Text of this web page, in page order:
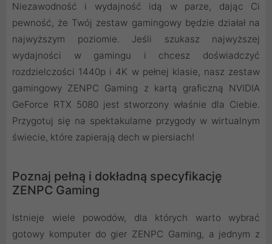
Niezawodność i wydajność idą w parze, dając Ci
pewność, że Twój zestaw gamingowy będzie działał na
najwyższym poziomie. Jeśli szukasz najwyższej
wydajności w gamingu i chcesz doświadczyć
rozdzielczości 1440p i 4K w pełnej klasie, nasz zestaw
gamingowy ZENPC Gaming z kartą graficzną NVIDIA
GeForce RTX 5080 jest stworzony właśnie dla Ciebie.
Przygotuj się na spektakularne przygody w wirtualnym
świecie, które zapierają dech w piersiach!
Poznaj pełną i dokładną specyfikację
ZENPC Gaming
Istnieje wiele powodów, dla których warto wybrać
gotowy komputer do gier ZENPC Gaming, a jednym z